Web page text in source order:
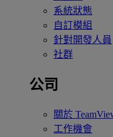
系統狀態
自訂模組
針對開發人員
社群
公司
關於
工作機會